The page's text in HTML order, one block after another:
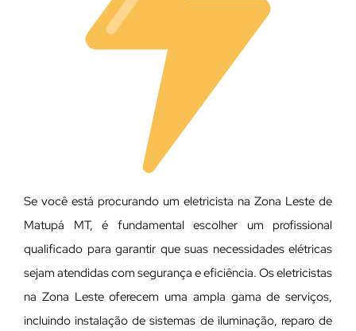
Se você está procurando um eletricista na Zona Leste de
Matupá MT, é fundamental escolher um profissional
qualificado para garantir que suas necessidades elétricas
sejam atendidas com segurança e eficiência. Os eletricistas
na Zona Leste oferecem uma ampla gama de serviços,
incluindo instalação de sistemas de iluminação, reparo de